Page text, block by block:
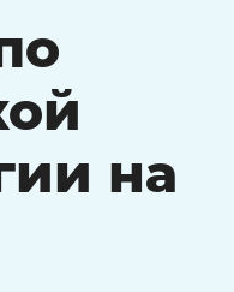
на